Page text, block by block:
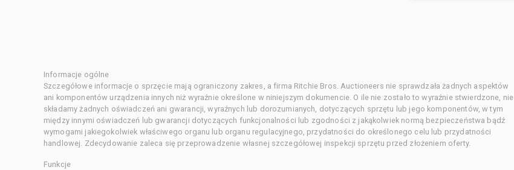
Informacje ogólne
Szczegółowe informacje o sprzęcie mają ograniczony zakres, a firma Ritchie Bros. Auctioneers nie sprawdzała żadnych aspektów
ani komponentów urządzenia innych niż wyraźnie określone w niniejszym dokumencie. O ile nie zostało to wyraźnie stwierdzone, nie
składamy żadnych oświadczeń ani gwarancji, wyraźnych lub dorozumianych, dotyczących sprzętu lub jego komponentów, w tym
między innymi oświadczeń lub gwarancji dotyczących funkcjonalności lub zgodności z jakąkolwiek normą bezpieczeństwa bądź
wymogami jakiegokolwiek właściwego organu lub organu regulacyjnego, przydatności do określonego celu lub przydatności
handlowej. Zdecydowanie zaleca się przeprowadzenie własnej szczegółowej inspekcji sprzętu przed złożeniem oferty.
Funkcje